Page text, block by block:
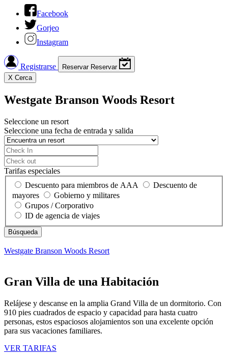
Facebook
Gorjeo
Instagram
Registrarse Reservar Reservar
X Cerca
Westgate Branson Woods Resort
Seleccione un resort
Seleccione una fecha de entrada y salida
Tarifas especiales
Descuento para miembros de AAA
Descuento de
mayores
Gobierno y militares
Grupos / Corporativo
ID de agencia de viajes
Westgate Branson Woods Resort
Gran Villa de una Habitación
Relájese y descanse en la amplia Grand Villa de un dormitorio. Con
910 pies cuadrados de espacio y capacidad para hasta cuatro
personas, estos espaciosos alojamientos son una excelente opción
para sus vacaciones familiares.
VER TARIFAS